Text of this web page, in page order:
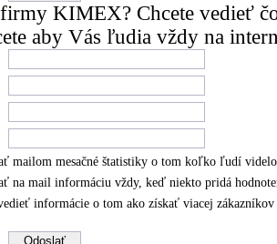
KIMEX? Chcete vedieť
aby Vás ľudia vždy na
mailom mesačné štatistiky o tom koľko ľudí
na mail informáciu vždy, keď niekto pridá
informácie o tom ako získať viacej